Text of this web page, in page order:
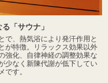
「サウナ」
で、熱気浴により発汗作用と
が特徴。リラックス効果以外
強化、自律神経の調整効果な
少なく新陳代謝が低下してい
です。